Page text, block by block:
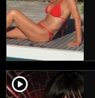
player2